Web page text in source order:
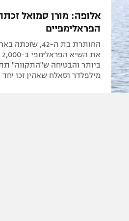
הפועל חיפה
מכבי נתניה
בני יהודה
אלופה: מורן סמואל
הפראלימפיים
החותרת בת ה-
ביותר והבטיחה ש"התקווה"
מילפלדר וסאלח שאהין זכו